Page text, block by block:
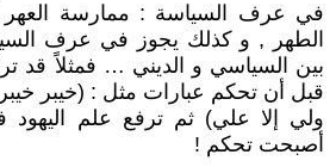
في عرف السياسة : ممارسة
الطهر , و كذلك يجوز في عرف
بين السياسي و الديني … فمثلاً قد
قبل أن تحكم عبارات مثل : (خيبر خيبر
ولي إلا علي) ثم ترفع علم اليهود
أصبحت تحكم !